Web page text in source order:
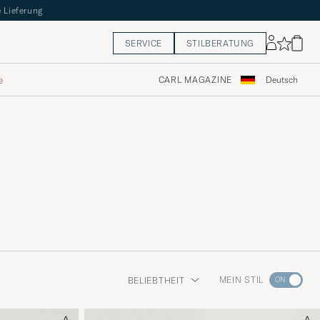
Lieferung
SERVICE STILBERATUNG
CARL MAGAZINE Deutsch
BELIEBTHEIT MEIN STIL Wechseln